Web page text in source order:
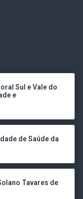
Sul e Vale do
e
de Saúde da
Tavares de